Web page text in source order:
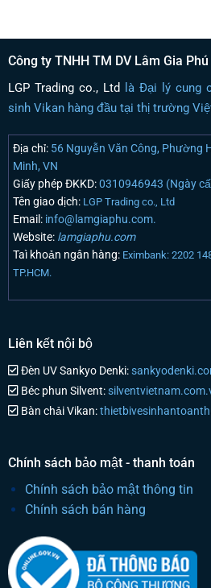
Công ty TNHH TM DV Lâm Gia Phú
LGP Trading co., Ltd là Đại lý cung
sinh Vikan hàng đầu tại thị trường
Địa chỉ:56 Nguyễn Văn Công, Phường
Minh, VN
Giấy phép ĐKKD:0310946943 (Ngày
Tên giao dịch: LGP Trading co., Ltd
Email:info@lamgiaphu.com.
Website:lamgiaphu.com
Taì khoản ngân hàng: Eximbank: 2202
TP.HCM.
Liên kết nội bộ
Đèn UV Sankyo Denki:
Béc phun Silvent:
Bàn chải Vikan:
Chính sách bảo mật - thanh toán
Chính sách bảo mật thông tin
Chính sách bán hàng